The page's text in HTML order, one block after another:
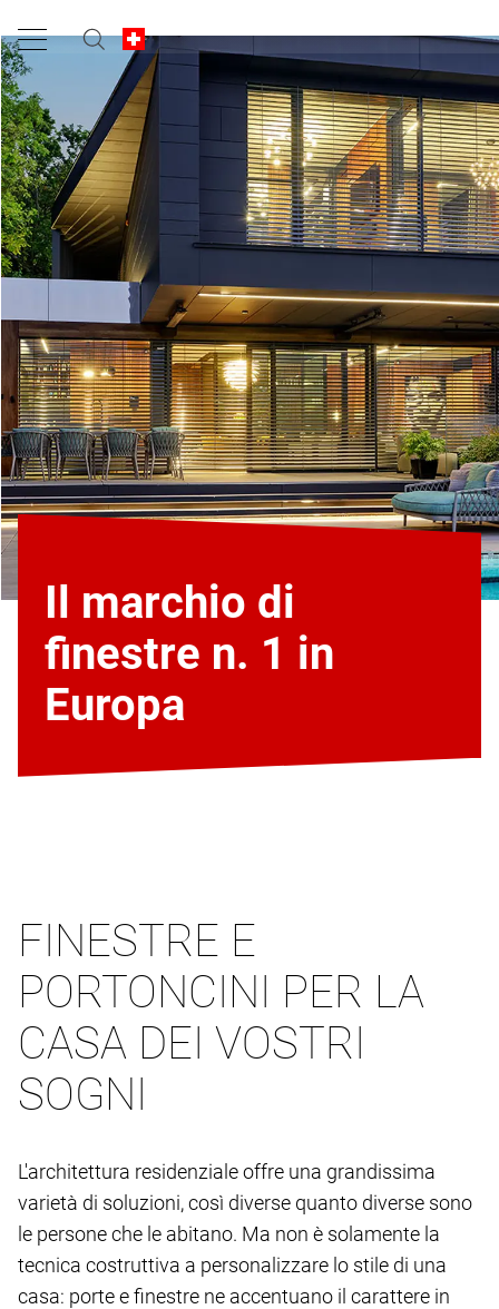
Il marchio di
finestre n. 1 in
Europa
FINESTRE E
PORTONCINI PER LA
CASA DEI VOSTRI
SOGNI
L'architettura residenziale offre una grandissima
varietà di soluzioni, così diverse quanto diverse sono
le persone che le abitano. Ma non è solamente la
tecnica costruttiva a personalizzare lo stile di una
casa: porte e finestre ne accentuano il carattere in